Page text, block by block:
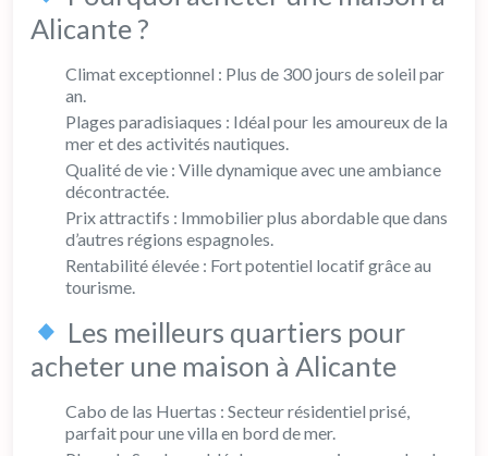
Alicante ?
Climat exceptionnel : Plus de 300 jours de soleil par
an.
Plages paradisiaques : Idéal pour les amoureux de la
mer et des activités nautiques.
Qualité de vie : Ville dynamique avec une ambiance
décontractée.
Prix attractifs : Immobilier plus abordable que dans
d’autres régions espagnoles.
Rentabilité élevée : Fort potentiel locatif grâce au
tourisme.
Les meilleurs quartiers pour
acheter une maison à Alicante
Cabo de las Huertas : Secteur résidentiel prisé,
parfait pour une villa en bord de mer.